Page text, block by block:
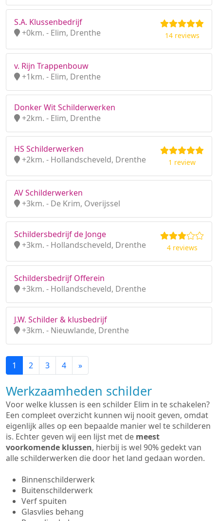
S.A. Klussenbedrijf
+0km. - Elim, Drenthe
14 reviews
v. Rijn Trappenbouw
+1km. - Elim, Drenthe
Donker Wit Schilderwerken
+2km. - Elim, Drenthe
HS Schilderwerken
+2km. - Hollandscheveld, Drenthe
1 review
AV Schilderwerken
+3km. - De Krim, Overijssel
Schildersbedrijf de Jonge
+3km. - Hollandscheveld, Drenthe
4 reviews
Schildersbedrijf Offerein
+3km. - Hollandscheveld, Drenthe
J.W. Schilder & klusbedrijf
+3km. - Nieuwlande, Drenthe
1 2 3 4 »
Werkzaamheden schilder
Voor welke klussen is een schilder Elim in te schakelen?
Een compleet overzicht kunnen wij nooit geven, omdat
eigenlijk alles op een bepaalde manier wel te schilderen
is. Echter geven wij een lijst met de meest
voorkomende klussen, hierbij is wel 90% gedekt van
alle schilderwerken die door het land gedaan worden.
Binnenschilderwerk
Buitenschilderwerk
Verf spuiten
Glasvlies behang